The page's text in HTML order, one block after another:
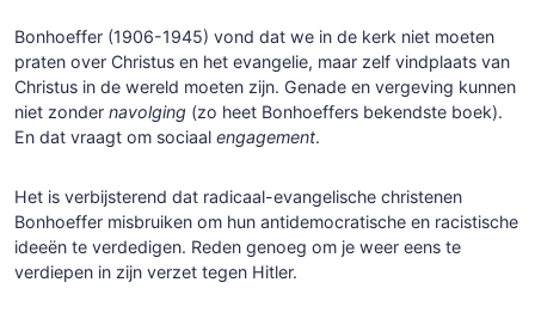
Bonhoeffer (1906-1945) vond dat we in de kerk niet moeten
praten over Christus en het evangelie, maar zelf vindplaats van
Christus in de wereld moeten zijn. Genade en vergeving kunnen
niet zonder navolging (zo heet Bonhoeffers bekendste boek).
En dat vraagt om sociaal engagement.
Het is verbijsterend dat radicaal-evangelische christenen
Bonhoeffer misbruiken om hun antidemocratische en racistische
ideeën te verdedigen. Reden genoeg om je weer eens te
verdiepen in zijn verzet tegen Hitler.